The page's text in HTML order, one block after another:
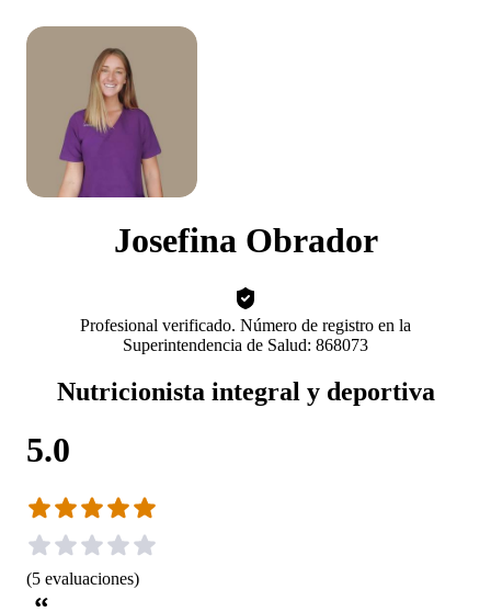
Josefina Obrador
Profesional verificado. Número de registro en la
Superintendencia de Salud: 868073
Nutricionista integral y deportiva
5.0
(5 evaluaciones)